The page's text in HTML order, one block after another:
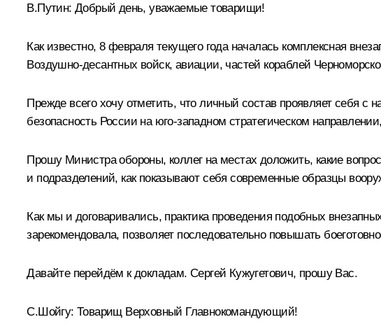
В.Путин: Добрый день, уважаемые товарищи!
Как известно, 8 февраля текущего года началась комплексная
Воздушно-десантных войск, авиации, частей кораблей
Прежде всего хочу отметить, что личный состав проявляет себя с
безопасность России на юго-западном стратегическом
Прошу Министра обороны, коллег на местах доложить, какие
и подразделений, как показывают себя современные образцы
Как мы и договаривались, практика проведения подобных
зарекомендовала, позволяет последовательно повышать
Давайте перейдём к докладам. Сергей Кужугетович, прошу Вас.
С.Шойгу: Товарищ Верховный Главнокомандующий!